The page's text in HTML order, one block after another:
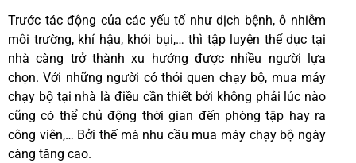
Trước tác động của các yếu tố như dịch bệnh, ô nhiễm
môi trường, khí hậu, khói bụi,… thì tập luyện thể dục tại
nhà càng trở thành xu hướng được nhiều người lựa
chọn. Với những người có thói quen chạy bộ, mua máy
chạy bộ tại nhà là điều cần thiết bởi không phải lúc nào
cũng có thể chủ động thời gian đến phòng tập hay ra
công viên,… Bởi thế mà nhu cầu mua máy chạy bộ ngày
càng tăng cao.